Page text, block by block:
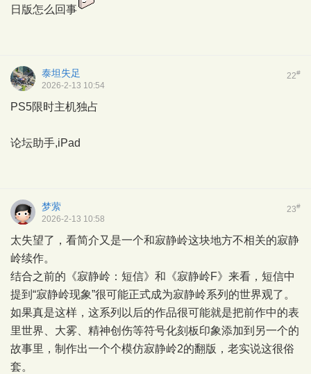
日版怎么回事
22#
泰坦失足
2026-2-13 10:54
PS5限时主机独占
论坛助手,iPad
23#
梦萦
2026-2-13 10:58
太失望了，看简介又是一个和寂静岭这块地方不相关的寂静
岭续作。
结合之前的《寂静岭：短信》和《寂静岭F》来看，短信中
提到“寂静岭现象”很可能正式成为寂静岭系列的世界观了。
如果真是这样，这系列以后的作品很可能就是把前作中的表
里世界、大雾、精神创伤等符号化刻板印象添加到另一个的
故事里，制作出一个个模仿寂静岭2的翻版，老实说这很俗
套。